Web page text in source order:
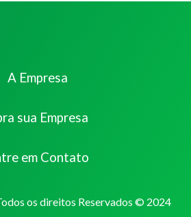
A Empresa
sua Empresa
em Contato
os direitos Reservados © 2024